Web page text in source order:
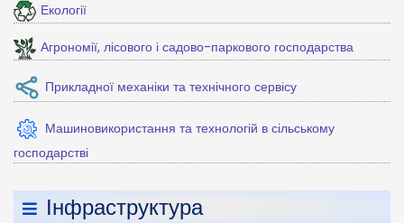
Екології
Агрономії, лісового і садово-паркового господарства
Прикладної механіки та технічного сервісу
Машиновикористання та технологій в сільському
господарстві
Інфраструктура